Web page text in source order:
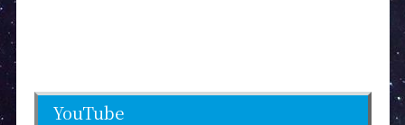
YouTube